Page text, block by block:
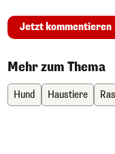
Jetzt kommentieren
Mehr zum Thema
Hund Haustiere